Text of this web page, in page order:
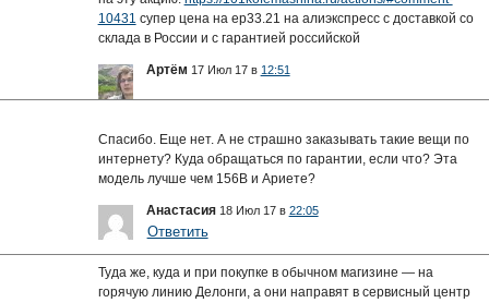
10431 супер цена на ep33.21 на алиэкспресс с доставкой со
склада в России и с гарантией российской
Артём 17 Июл 17 в 12:51
Спасибо. Еще нет. А не страшно заказывать такие вещи по
интернету? Куда обращаться по гарантии, если что? Эта
модель лучше чем 156В и Ариете?
Анастасия 18 Июл 17 в 22:05
Ответить
Туда же, куда и при покупке в обычном магизине — на
горячую линию Делонги, а они направят в сервисный центр